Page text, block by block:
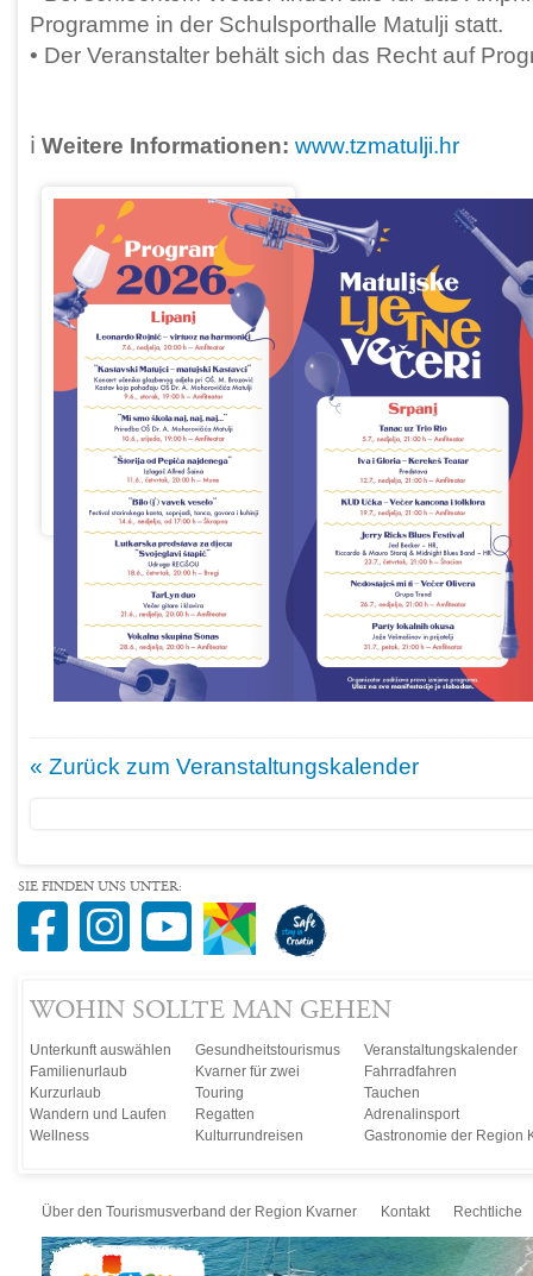
Programme in der Schulsporthalle Matulji statt.
• Der Veranstalter behält sich das Recht auf
ℹ️ Weitere Informationen: www.tzmatulji.hr
« Zurück zum Veranstaltungskalender
SIE FINDEN UNS UNTER:
WOHIN SOLLTE MAN GEHEN
Unterkunft auswählen
Familienurlaub
Kurzurlaub
Wandern und Laufen
Wellness
Gesundheitstourismus
Kvarner für zwei
Touring
Regatten
Kulturrundreisen
Veranstaltungskalender
Fahrradfahren
Tauchen
Adrenalinsport
Gastronomie der Region
Über den Tourismusverband der Region Kvarner Kontakt Rechtliche